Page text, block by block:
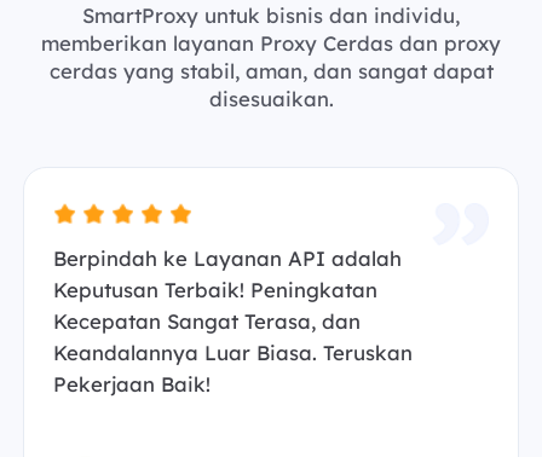
SmartProxy untuk bisnis dan individu,
memberikan layanan Proxy Cerdas dan proxy
cerdas yang stabil, aman, dan sangat dapat
disesuaikan.
Berpindah ke Layanan API adalah
Keputusan Terbaik! Peningkatan
Kecepatan Sangat Terasa, dan
Keandalannya Luar Biasa. Teruskan
Pekerjaan Baik!